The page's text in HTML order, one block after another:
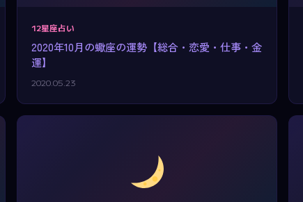
12星座占い
2020年10月の蠍座の運勢【総合・恋愛・仕事・金
運】
2020.05.23